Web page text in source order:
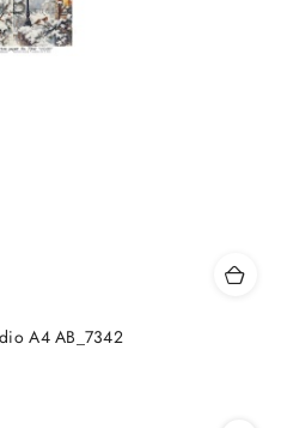
A4 AB_7342